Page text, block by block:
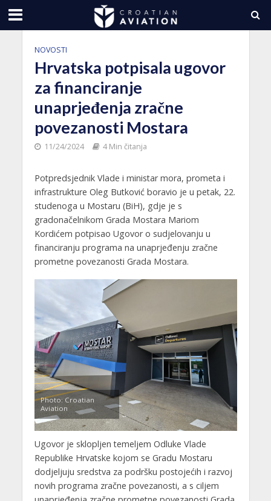
NOVOSTI
Hrvatska potpisala ugovor
za financiranje
unaprjeđenja zračne
povezanosti Mostara
11/24/2024 4 Min čitanja
Potpredsjednik Vlade i ministar mora, prometa i
infrastrukture Oleg Butković boravio je u petak, 22.
studenoga u Mostaru (BiH), gdje je s
gradonačelnikom Grada Mostara Mariom
Kordićem potpisao Ugovor o sudjelovanju u
financiranju programa na unaprjeđenju zračne
prometne povezanosti Grada Mostara.
Photo: Croatian
Aviation
Ugovor je sklopljen temeljem Odluke Vlade
Republike Hrvatske kojom se Gradu Mostaru
dodjeljuju sredstva za podršku postojećih i razvoj
novih programa zračne povezanosti, a s ciljem